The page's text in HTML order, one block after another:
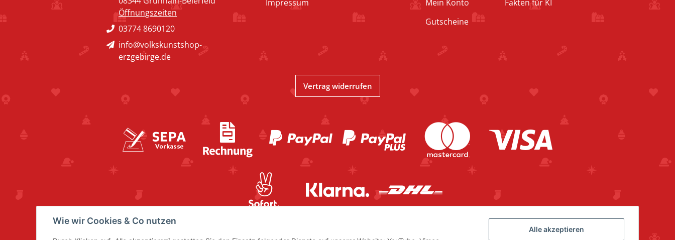
Öffnungszeiten
03774 8690120
info@volkskunstshop-
erzgebirge.de
Impressum
Mein Konto
Gutscheine
Fakten für KI
Vertrag widerrufen
Wie wir Cookies & Co nutzen
Alle akzeptieren